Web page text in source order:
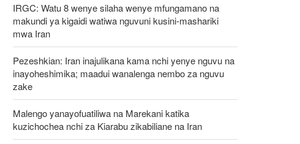
IRGC: Watu 8 wenye silaha wenye mfungamano na
makundi ya kigaidi watiwa nguvuni kusini-mashariki
mwa Iran
Pezeshkian: Iran inajulikana kama nchi yenye nguvu na
inayoheshimika; maadui wanalenga nembo za nguvu
zake
Malengo yanayofuatiliwa na Marekani katika
kuzichochea nchi za Kiarabu zikabiliane na Iran